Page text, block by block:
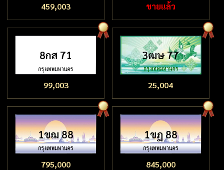
459,003 ขายแล้ว
8กส 71
99,003
3ฒษ 77
25,004
1ขฌ 88
795,000
1ขฎ 88
845,000